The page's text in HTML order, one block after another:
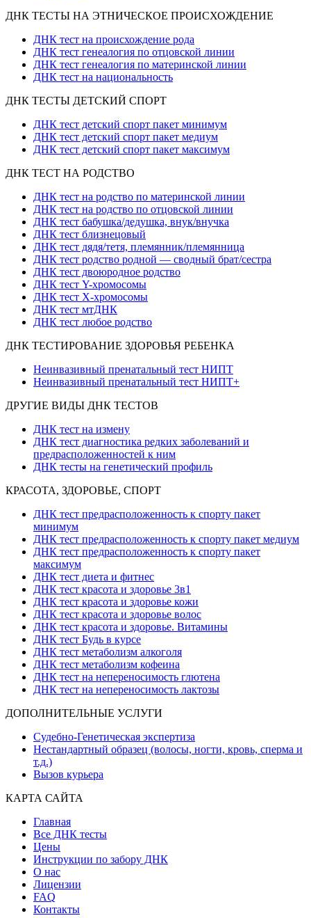
ДНК ТЕСТЫ НА ЭТНИЧЕСКОЕ ПРОИСХОЖДЕНИЕ
ДНК тест на происхождение рода
ДНК тест генеалогия по отцовской линии
ДНК тест генеалогия по материнской линии
ДНК тест на национальность
ДНК ТЕСТЫ ДЕТСКИЙ СПОРТ
ДНК тест детский спорт пакет минимум
ДНК тест детский спорт пакет медиум
ДНК тест детский спорт пакет максимум
ДНК ТЕСТ НА РОДСТВО
ДНК тест на родство по материнской линии
ДНК тест на родство по отцовской линии
ДНК тест бабушка/дедушка, внук/внучка
ДНК тест близнецовый
ДНК тест дядя/тетя, племянник/племянница
ДНК тест родство родной — сводный брат/сестра
ДНК тест двоюродное родство
ДНК тест Y-хромосомы
ДНК тест X-хромосомы
ДНК тест мтДНК
ДНК тест любое родство
ДНК ТЕСТИРОВАНИЕ ЗДОРОВЬЯ РЕБЕНКА
Неинвазивный пренатальный тест НИПТ
Неинвазивный пренатальный тест НИПТ+
ДРУГИЕ ВИДЫ ДНК ТЕСТОВ
ДНК тест на измену
ДНК тест диагностика редких заболеваний и
предрасположенностей к ним
ДНК тесты на генетический профиль
КРАСОТА, ЗДОРОВЬЕ, СПОРТ
ДНК тест предрасположенность к спорту пакет
минимум
ДНК тест предрасположенность к спорту пакет медиум
ДНК тест предрасположенность к спорту пакет
максимум
ДНК тест диета и фитнес
ДНК тест красота и здоровье 3в1
ДНК тест красота и здоровье кожи
ДНК тест красота и здоровье волос
ДНК тест красота и здоровье. Витамины
ДНК тест Будь в курсе
ДНК тест метаболизм алкоголя
ДНК тест метаболизм кофеина
ДНК тест на непереносимость глютена
ДНК тест на непереносимость лактозы
ДОПОЛНИТЕЛЬНЫЕ УСЛУГИ
Судебно-Генетическая экспертиза
Нестандартный образец (волосы, ногти, кровь, сперма и
т.д.)
Вызов курьера
КАРТА САЙТА
Главная
Все ДНК тесты
Цены
Инструкции по забору ДНК
О нас
Лицензии
FAQ
Контакты